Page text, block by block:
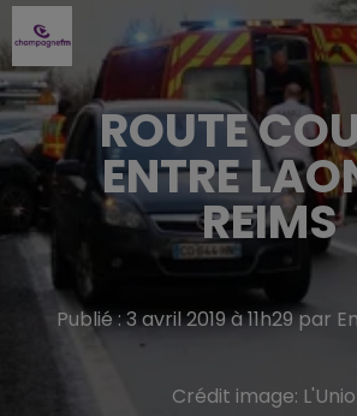
ROUTE
ENTRE
REIMS
Publié : 3 avril 2019 à 11h29 par
Crédit image: